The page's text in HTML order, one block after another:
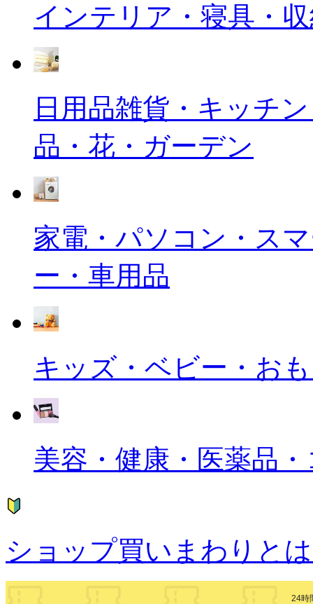
インテリア・寝具・
日用品雑貨・キッチ
品・花・ガーデン
家電・パソコン・ス
ー・車用品
キッズ・ベビー・お
美容・健康・医薬品
ショップ買いまわりと
24時